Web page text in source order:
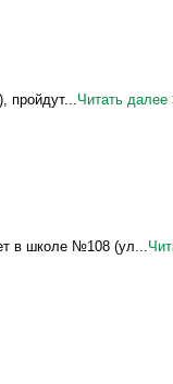
пройдут...Читать далее
в школе №108 (ул...